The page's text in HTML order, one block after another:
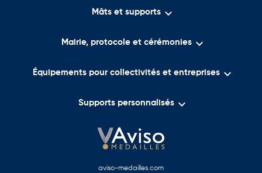
Mâts et supports 
Mairie, protocole et cérémonies 
Équipements pour collectivités et entreprises 
Supports personnalisés 
aviso-medailles.com